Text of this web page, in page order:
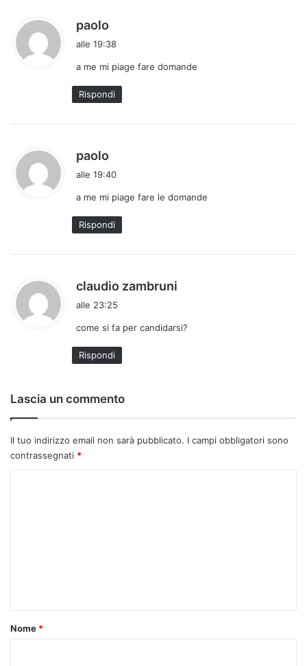
paolo
e
t
t
alle 19:38
a me mi piage fare domande
Rispondi
paolo
e
t
t
alle 19:40
a me mi piage fare le domande
Rispondi
claudio zambruni
e
alle 23:25
come si fa per candidarsi?
Rispondi
Lascia un commento
Il tuo indirizzo email non sarà pubblicato. I campi obbligatori sono
contrassegnati *
o
Nome *